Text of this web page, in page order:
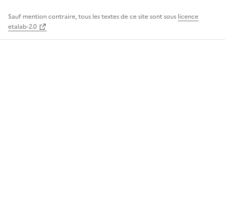
Sauf mention contraire, tous les textes de ce site sont sous licence
etalab-2.0